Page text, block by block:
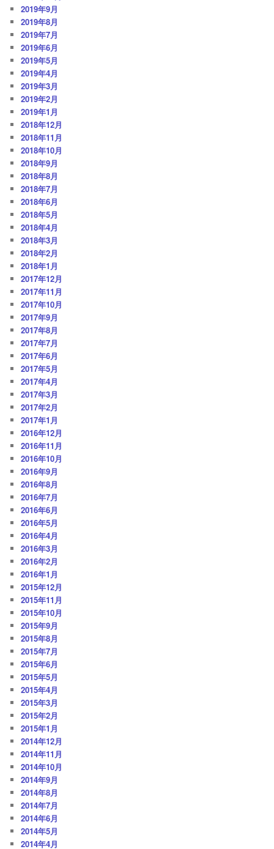
2019年9月
2019年8月
2019年7月
2019年6月
2019年5月
2019年4月
2019年3月
2019年2月
2019年1月
2018年12月
2018年11月
2018年10月
2018年9月
2018年8月
2018年7月
2018年6月
2018年5月
2018年4月
2018年3月
2018年2月
2018年1月
2017年12月
2017年11月
2017年10月
2017年9月
2017年8月
2017年7月
2017年6月
2017年5月
2017年4月
2017年3月
2017年2月
2017年1月
2016年12月
2016年11月
2016年10月
2016年9月
2016年8月
2016年7月
2016年6月
2016年5月
2016年4月
2016年3月
2016年2月
2016年1月
2015年12月
2015年11月
2015年10月
2015年9月
2015年8月
2015年7月
2015年6月
2015年5月
2015年4月
2015年3月
2015年2月
2015年1月
2014年12月
2014年11月
2014年10月
2014年9月
2014年8月
2014年7月
2014年6月
2014年5月
2014年4月